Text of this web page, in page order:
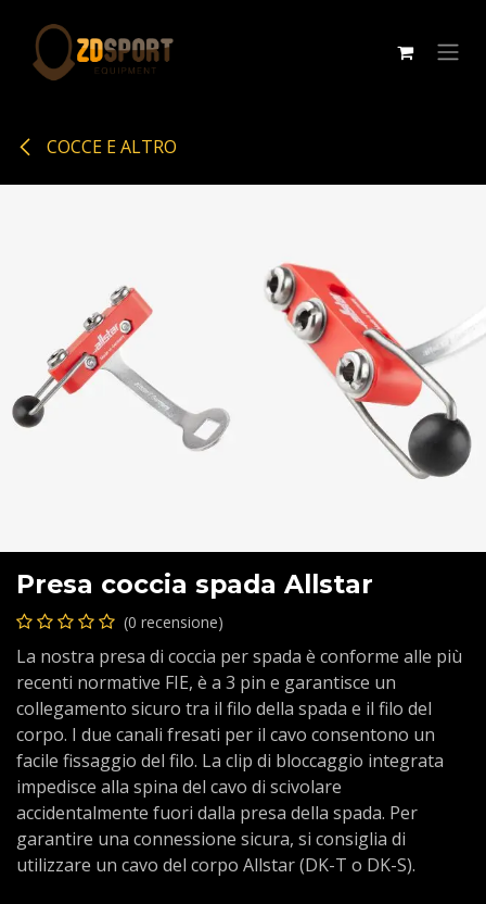
COCCE E ALTRO
Presa coccia spada Allstar
(0 recensione)
La nostra presa di coccia per spada è conforme alle più
recenti normative FIE, è a 3 pin e garantisce un
collegamento sicuro tra il filo della spada e il filo del
corpo. I due canali fresati per il cavo consentono un
facile fissaggio del filo. La clip di bloccaggio integrata
impedisce alla spina del cavo di scivolare
accidentalmente fuori dalla presa della spada. Per
garantire una connessione sicura, si consiglia di
utilizzare un cavo del corpo Allstar (DK-T o DK-S).